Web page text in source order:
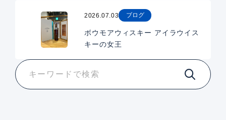
2026.07.03 ブログ
ボウモアウィスキー アイラウイス
キーの女王